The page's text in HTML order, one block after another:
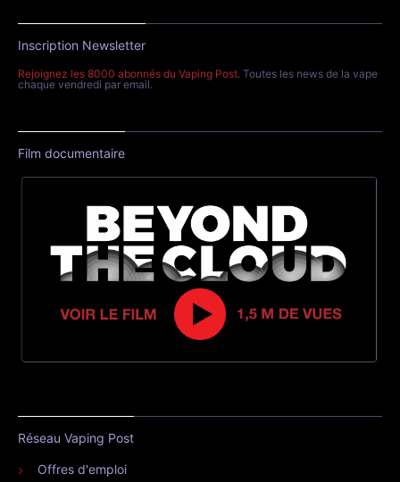
Inscription Newsletter
Rejoignez les 8000 abonnés du Vaping Post. Toutes les news de la vape
chaque vendredi par email.
Film documentaire
Réseau Vaping Post
Offres d'emploi